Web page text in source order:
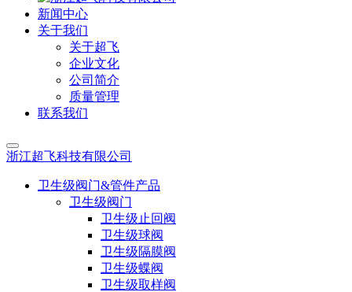
新闻中心
关于我们
关于超飞
企业文化
公司简介
质量管理
联系我们
浙江超飞科技有限公司
卫生级阀门&管件产品
卫生级阀门
卫生级止回阀
卫生级球阀
卫生级隔膜阀
卫生级蝶阀
卫生级取样阀